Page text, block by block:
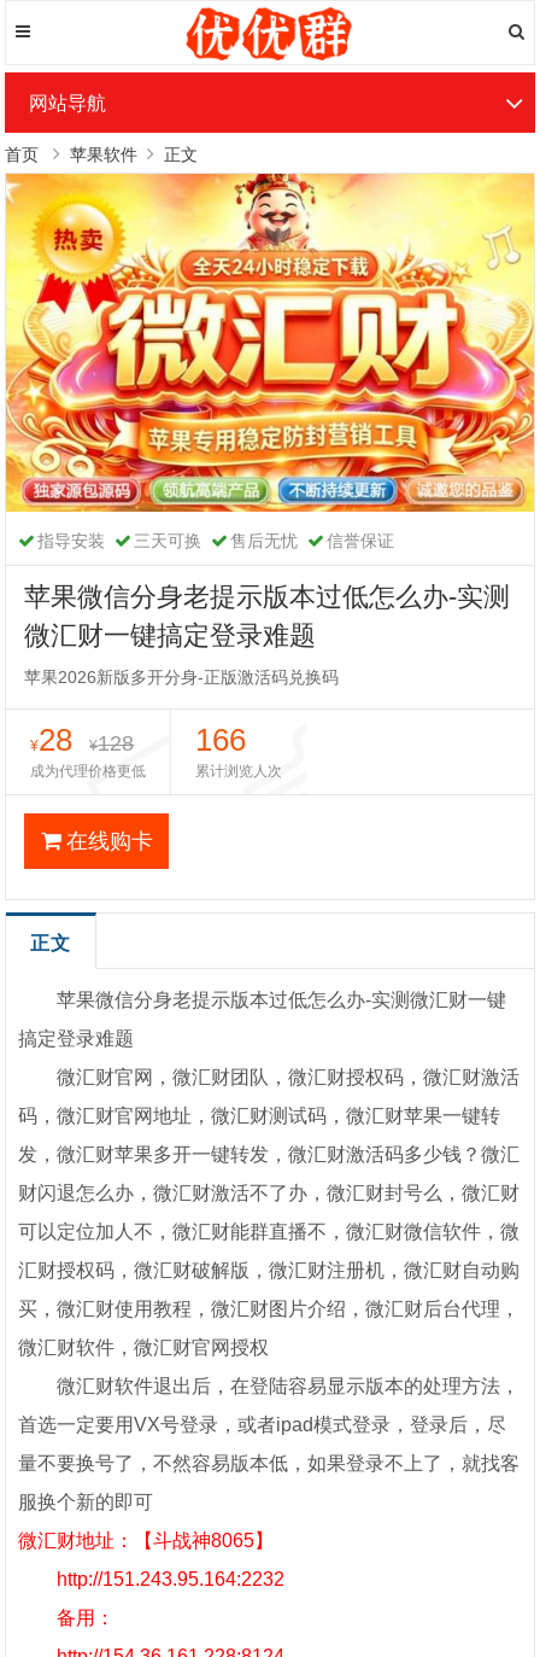
网站导航
首页 苹果软件 正文
指导安装 三天可换 售后无忧 信誉保证
苹果微信分身老提示版本过低怎么办-实测
微汇财一键搞定登录难题
苹果2026新版多开分身-正版激活码兑换码
¥28 ¥128
成为代理价格更低
166
累计浏览人次
在线购卡
正文
苹果微信分身老提示版本过低怎么办-实测微汇财一键
搞定登录难题
微汇财官网，微汇财团队，微汇财授权码，微汇财激活
码，微汇财官网地址，微汇财测试码，微汇财苹果一键转
发，微汇财苹果多开一键转发，微汇财激活码多少钱？微汇
财闪退怎么办，微汇财激活不了办，微汇财封号么，微汇财
可以定位加人不，微汇财能群直播不，微汇财微信软件，微
汇财授权码，微汇财破解版，微汇财注册机，微汇财自动购
买，微汇财使用教程，微汇财图片介绍，微汇财后台代理，
微汇财软件，微汇财官网授权
微汇财软件退出后，在登陆容易显示版本的处理方法，
首选一定要用VX号登录，或者ipad模式登录，登录后，尽
量不要换号了，不然容易版本低，如果登录不上了，就找客
服换个新的即可
微汇财地址：【斗战神8065】
http://151.243.95.164:2232
备用：